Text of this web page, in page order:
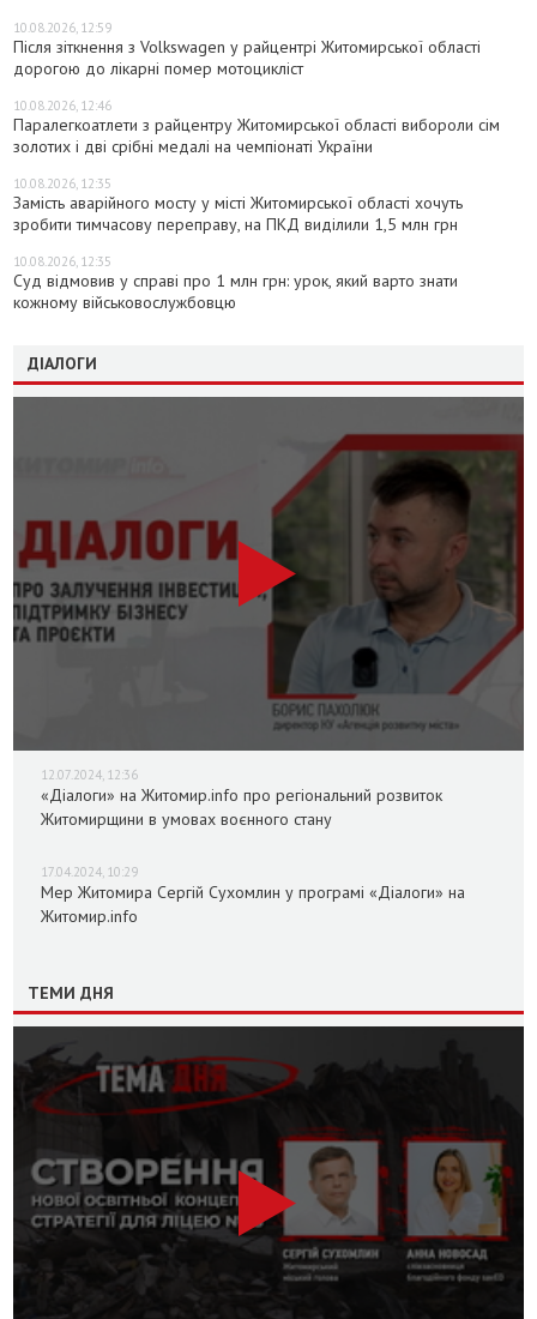
10.08.2026, 12:59
Після зіткнення з Volkswagen у райцентрі Житомирської області
дорогою до лікарні помер мотоцикліст
10.08.2026, 12:46
Паралегкоатлети з райцентру Житомирської області вибороли сім
золотих і дві срібні медалі на чемпіонаті України
10.08.2026, 12:35
Замість аварійного мосту у місті Житомирської області хочуть
зробити тимчасову переправу, на ПКД виділили 1,5 млн грн
10.08.2026, 12:35
Суд відмовив у справі про 1 млн грн: урок, який варто знати
кожному військовослужбовцю
ДІАЛОГИ
12.07.2024, 12:36
«Діалоги» на Житомир.info про регіональний розвиток
Житомирщини в умовах воєнного стану
17.04.2024, 10:29
Мер Житомира Сергій Сухомлин у програмі «Діалоги» на
Житомир.info
ТЕМИ ДНЯ